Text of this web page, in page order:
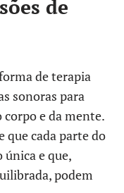
de
de terapia
sonoras para
e da mente.
que cada parte do
única e que,
podem